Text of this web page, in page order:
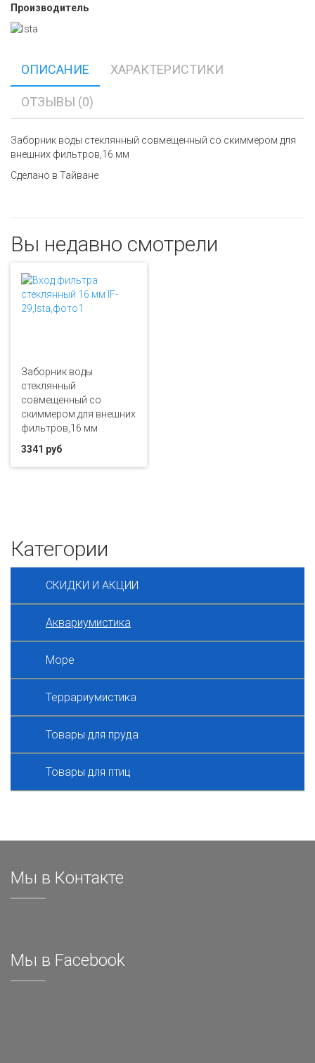
Производитель
ОПИСАНИЕ ХАРАКТЕРИСТИКИ
ОТЗЫВЫ (0)
Заборник воды стеклянный совмещенный со скиммером для
внешних фильтров,16 мм
Сделано в Тайване
Вы недавно смотрели
Заборник воды
стеклянный
совмещенный со
скиммером для внешних
фильтров,16 мм
3341 руб
Категории
СКИДКИ И АКЦИИ
Аквариумистика
Море
Террариумистика
Товары для пруда
Товары для птиц
Мы в Контакте
Мы в Facebook